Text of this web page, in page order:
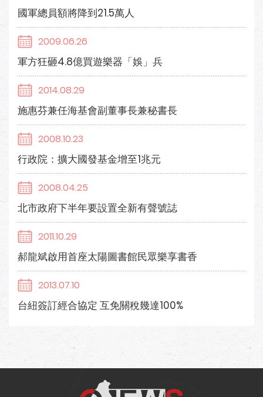
國軍總員額將降到21.5萬人
2009.06.26
軍方狂砸4.8億買遊樂器「娛」兵
2014.08.29
施惠芬兼任海基會副董事長兼秘書長
2008.10.23
行政院：擴大國發基金增至1兆元
2008.04.25
北市政府下半年要設置全新有聲號誌
2011.10.29
郝龍斌啟用首座太陽圖書館民眾樂享書香
2013.07.10
台紐簽訂經合協定 互免關稅幾達100%